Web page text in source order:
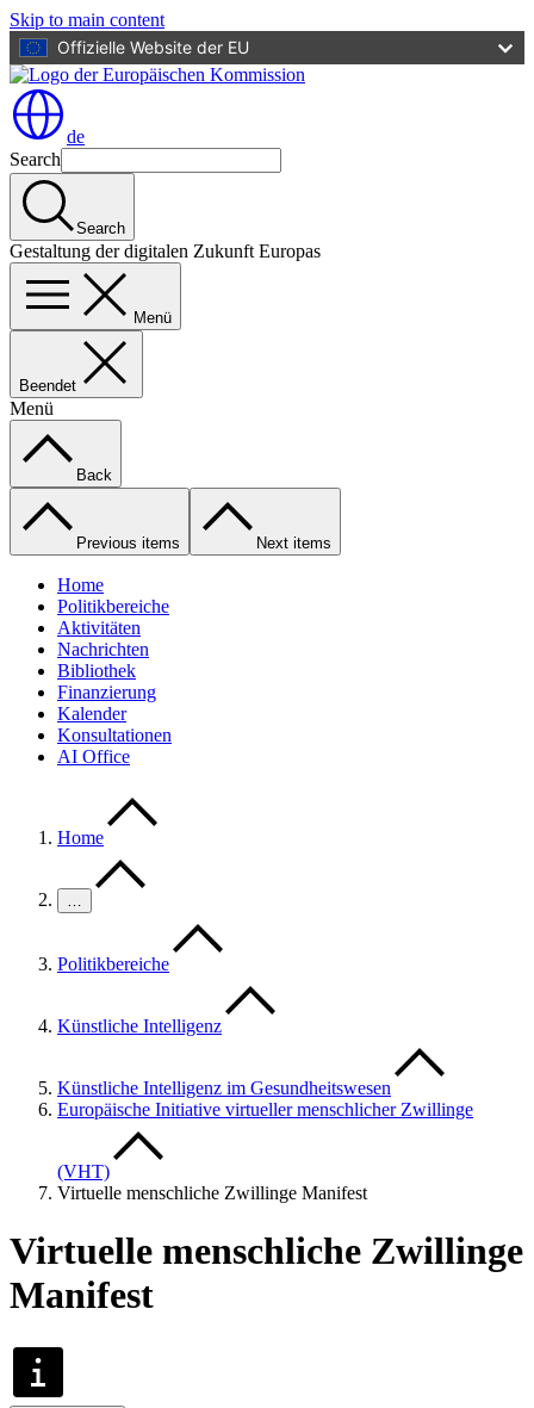
Skip to main content
Offizielle Website der EU
de
Search
Search
Gestaltung der digitalen Zukunft Europas
Menü
Beendet
Menü
Back
Previous items Next items
Home
Politikbereiche
Aktivitäten
Nachrichten
Bibliothek
Finanzierung
Kalender
Konsultationen
AI Office
Home
…
Politikbereiche
Künstliche Intelligenz
Künstliche Intelligenz im Gesundheitswesen
Europäische Initiative virtueller menschlicher Zwillinge
(VHT)
Virtuelle menschliche Zwillinge Manifest
Virtuelle menschliche Zwillinge
Manifest